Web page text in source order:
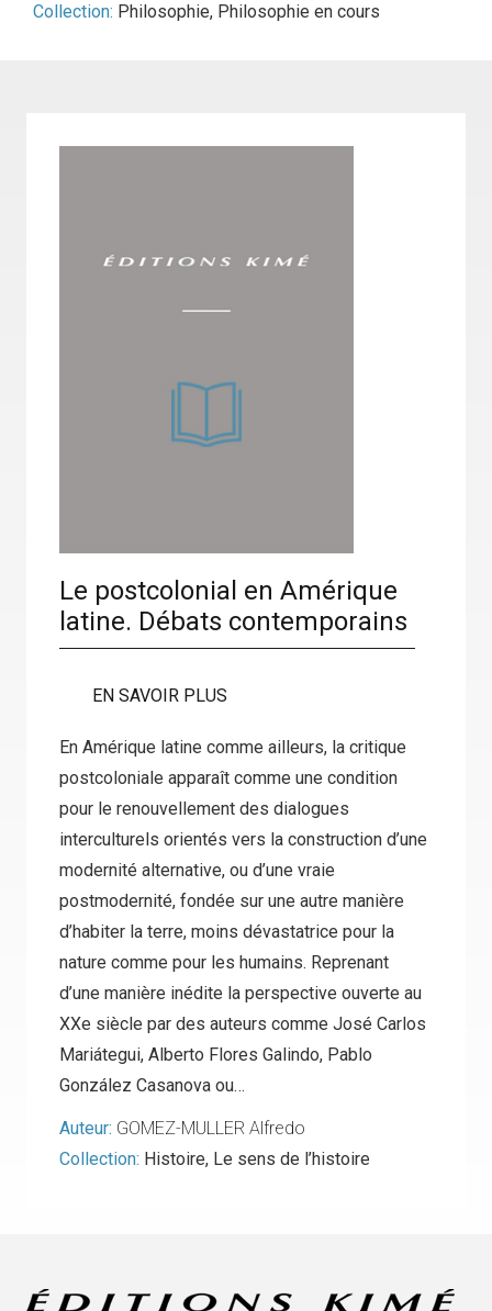
Collection: Philosophie, Philosophie en cours
Le postcolonial en Amérique
latine. Débats contemporains
EN SAVOIR PLUS
En Amérique latine comme ailleurs, la critique
postcoloniale apparaît comme une condition
pour le renouvellement des dialogues
interculturels orientés vers la construction d’une
modernité alternative, ou d’une vraie
postmodernité, fondée sur une autre manière
d’habiter la terre, moins dévastatrice pour la
nature comme pour les humains. Reprenant
d’une manière inédite la perspective ouverte au
XXe siècle par des auteurs comme José Carlos
Mariátegui, Alberto Flores Galindo, Pablo
González Casanova ou…
Auteur: GOMEZ-MULLER Alfredo
Collection: Histoire, Le sens de l’histoire